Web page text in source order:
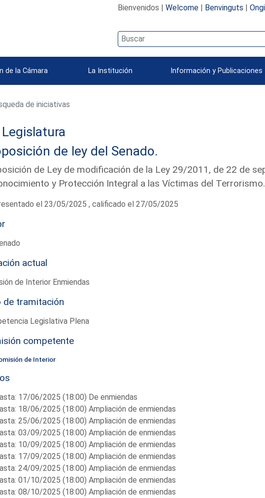
Bienvenidos | Welcome| Benvinguts |
de la Cámara La Institución Información y Publicaciones
de iniciativas
de ley del Senado.
de Ley de modificación de la Ley 29/2011, de 22 de
y Protección Integral a las Víctimas del
el 23/05/2025 , calificado el 27/05/2025
actual
de Interior Enmiendas
de tramitación
Legislativa Plena
competente
de Interior
17/06/2025 (18:00) De enmiendas
18/06/2025 (18:00) Ampliación de enmiendas
25/06/2025 (18:00) Ampliación de enmiendas
03/09/2025 (18:00) Ampliación de enmiendas
10/09/2025 (18:00) Ampliación de enmiendas
17/09/2025 (18:00) Ampliación de enmiendas
24/09/2025 (18:00) Ampliación de enmiendas
01/10/2025 (18:00) Ampliación de enmiendas
08/10/2025 (18:00) Ampliación de enmiendas